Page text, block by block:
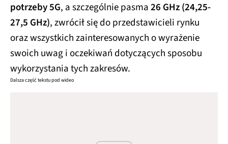
potrzeby 5G, a szczególnie pasma26 GHz (24,25-
27,5 GHz), zwrócił się do przedstawicieli rynku
oraz wszystkich zainteresowanych o wyrażenie
swoich uwag i oczekiwań dotyczących sposobu
wykorzystania tych zakresów.
Dalsza część tekstu pod wideo